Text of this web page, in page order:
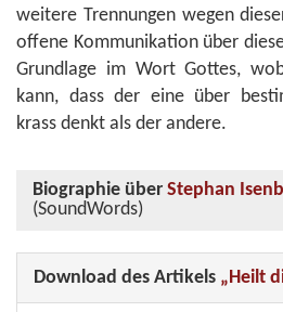
weitere Trennungen wegen
offene Kommunikation über
Grundlage im Wort Gottes,
kann, dass der eine über
krass denkt als der andere.
Biographie über Stephan
(SoundWords)
Download des Artikels „Heilt